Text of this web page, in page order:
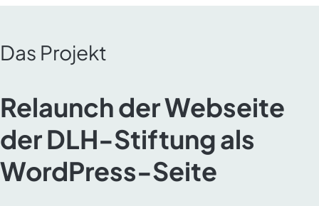
Das Projekt
Relaunch der Webseite
der DLH-Stiftung als
WordPress-Seite